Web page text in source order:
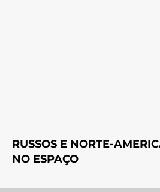
RUSSOS E NORTE-
NO ESPAÇO